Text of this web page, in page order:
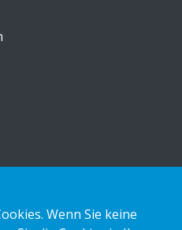
Wenn Sie keine